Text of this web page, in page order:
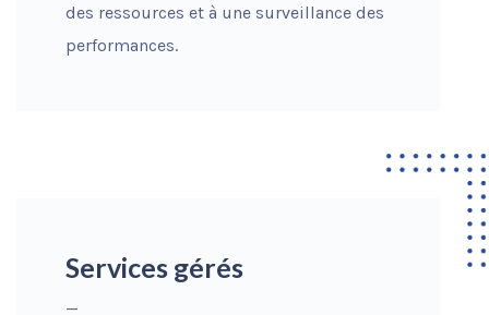
des ressources et à une surveillance des
performances.
Services gérés
_